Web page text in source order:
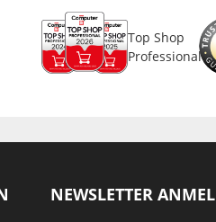
Top Shop
Professional
NEWSLETTER